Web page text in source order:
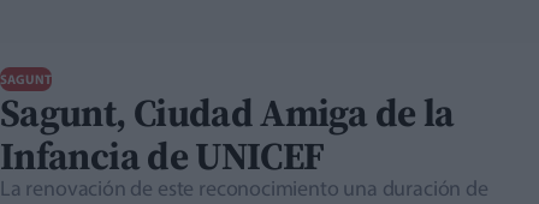
SAGUNT
Sagunt, Ciudad Amiga de la
Infancia de UNICEF
La renovación de este reconocimiento una duración de